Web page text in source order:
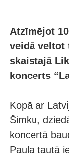
Atzīmējot
veidā veltot
skaistajā
koncerts
Kopā ar
Šimku,
koncertā
Paula tautā